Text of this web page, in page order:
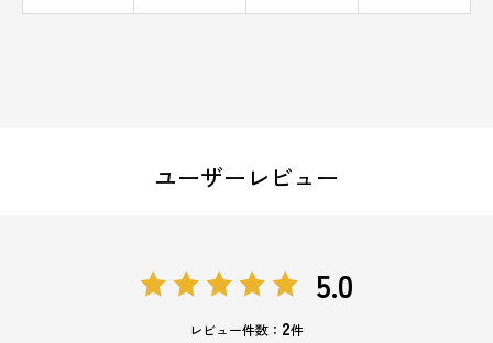
ユーザーレビュー
5.0
レビュー件数： 2件